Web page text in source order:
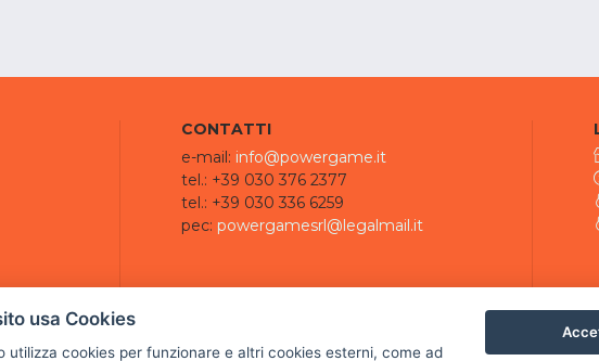
BS
CONTATTI
e-mail: info@powergame.it
tel.: +39 030 376 2377
tel.: +39 030 336 6259
pec: powergamesrl@legalmail.it
usa Cookies
utilizza cookies per funzionare e altri cookies esterni, come ad